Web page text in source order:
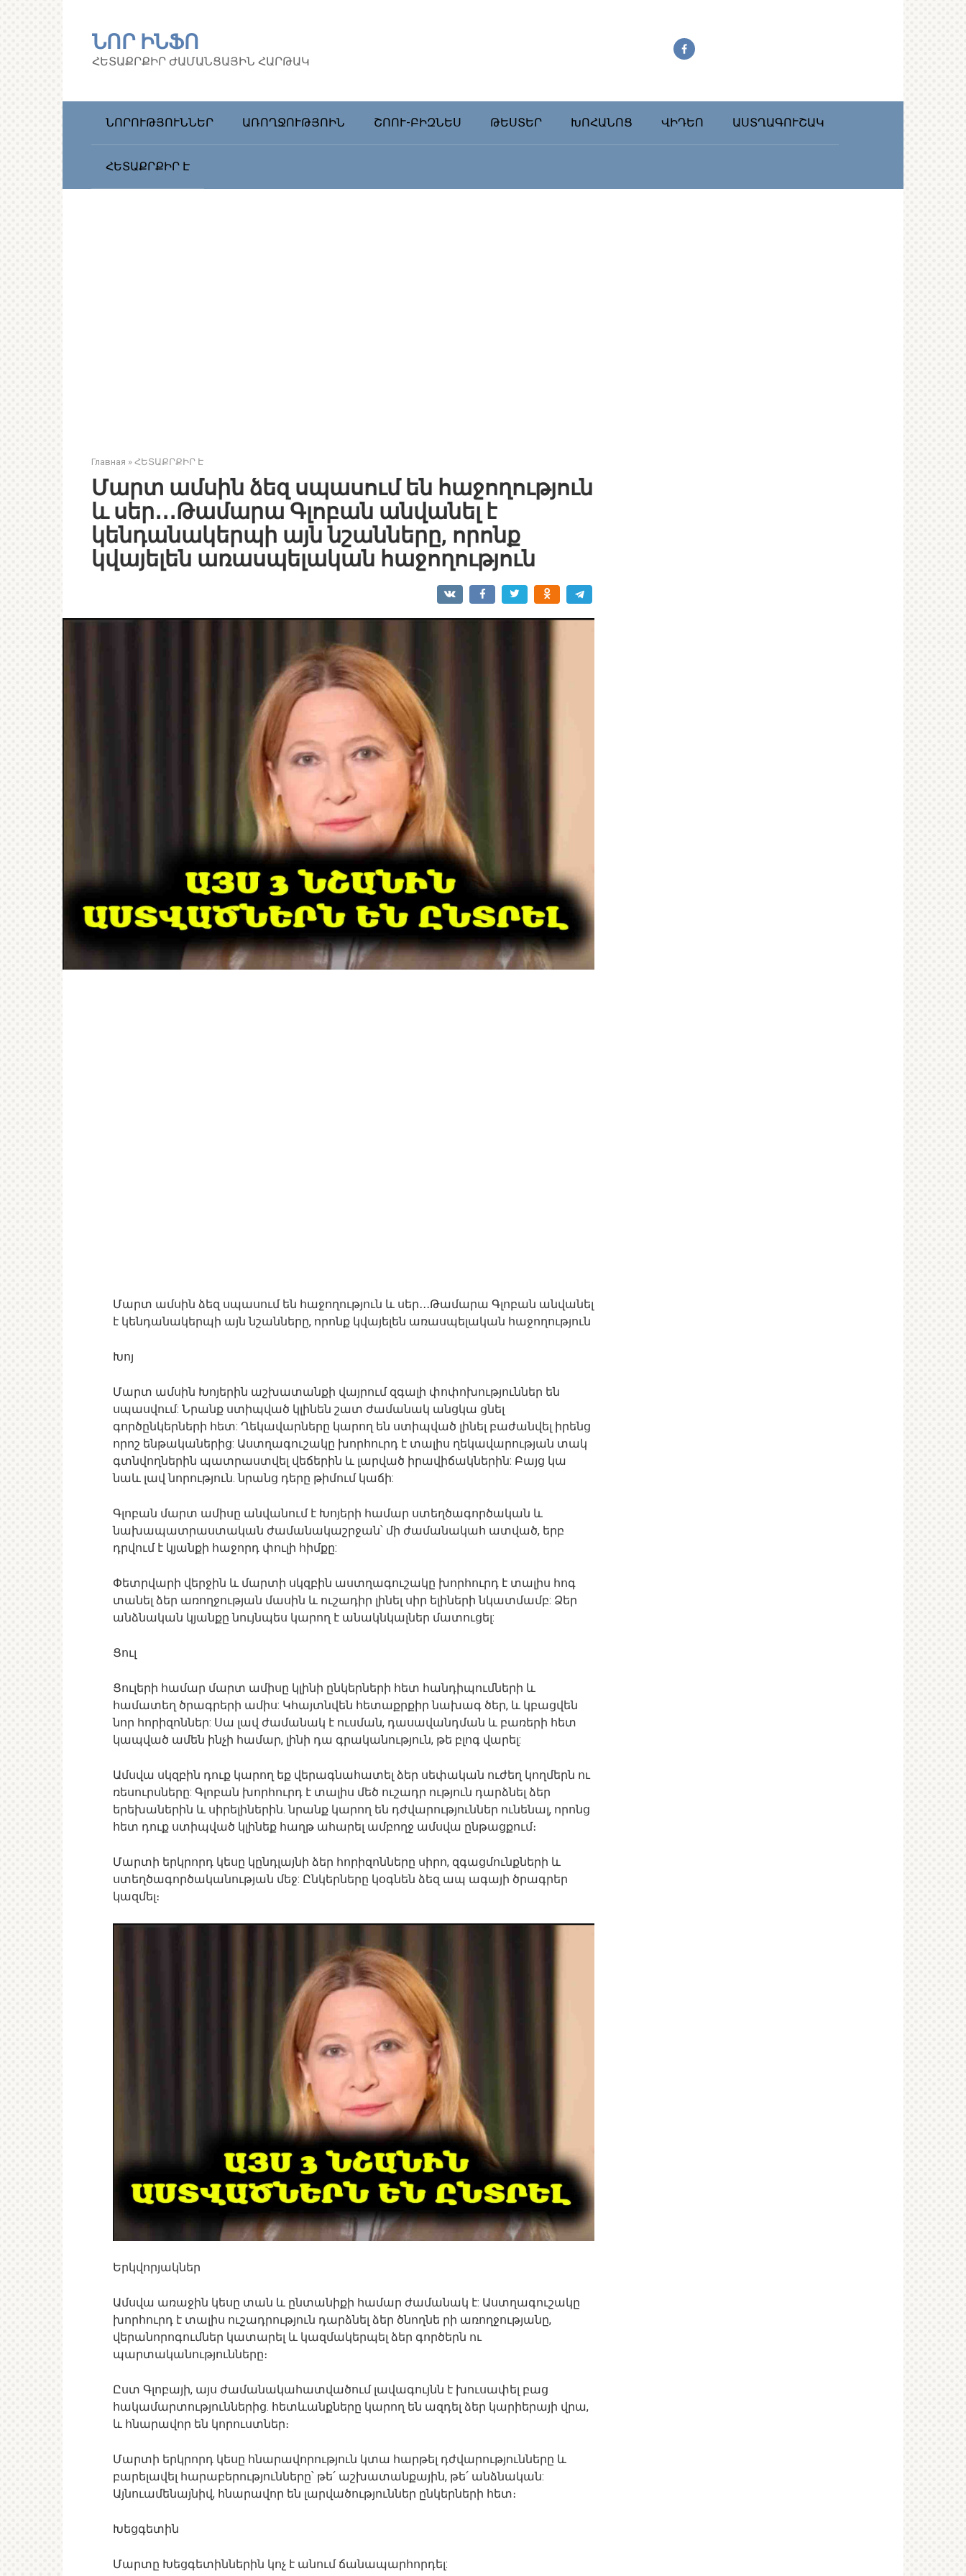
ՆՈՐ ԻՆՖՈ
ՀԵՏԱՔՐՔԻՐ ԺԱՄԱՆՑԱՅԻՆ ՀԱՐԹԱԿ
ՆՈՐՈՒԹՅՈՒՆՆԵՐ ԱՌՈՂՋՈՒԹՅՈԻՆ ՇՈՈՒ-ԲԻԶՆԵՍ ԹԵՍՏԵՐ ԽՈՀԱՆՈՑ ՎԻԴԵՈ ԱՍՏՂԱԳՈՒՇԱԿ
ՀԵՏԱՔՐՔԻՐ Է
Главная » ՀԵՏԱՔՐՔԻՐ Է
Մարտ ամսին ձեզ սպասում են հաջողություն
և սեր․․․Թամարա Գլոբան անվանել է
կենդանակերպի այն նշանները, որոնք
կվայելեն առասպելական հաջողություն
Մարտ ամսին ձեզ սպասում են հաջողություն և սեր․․․Թամարա Գլոբան անվանել
է կենդանակերպի այն նշանները, որոնք կվայելեն առասպելական հաջողություն
Խոյ
Մարտ ամսին Խոյերին աշխատանքի վայրում զգալի փոփոխություններ են
սպասվում: Նրանք ստիպված կլինեն շատ ժամանակ անցկա ցնել
գործընկերների հետ: Ղեկավարները կարող են ստիպված լինել բաժանվել իրենց
որոշ ենթականերից: Աստղագուշակը խորհուրդ է տալիս ղեկավարության տակ
գտնվողներին պատրաստվել վեճերին և լարված իրավիճակներին: Բայց կա
նաև լավ նորություն. նրանց դերը թիմում կաճի:
Գլոբան մարտ ամիսը անվանում է Խոյերի համար ստեղծագործական և
նախապատրաստական ​​​​ժամանակաշրջան՝ մի ժամանակահ ատված, երբ
դրվում է կյանքի հաջորդ փուլի հիմքը:
Փետրվարի վերջին և մարտի սկզբին աստղագուշակը խորհուրդ է տալիս հոգ
տանել ձեր առողջության մասին և ուշադիր լինել սիր ելիների նկատմամբ: Ձեր
անձնական կյանքը նույնպես կարող է անակնկալներ մատուցել:
Ցուլ
Ցուլերի համար մարտ ամիսը կլինի ընկերների հետ հանդիպումների և
համատեղ ծրագրերի ամիս: Կհայտնվեն հետաքրքիր նախագ ծեր, և կբացվեն
նոր հորիզոններ: Սա լավ ժամանակ է ուսման, դասավանդման և բառերի հետ
կապված ամեն ինչի համար, լինի դա գրականություն, թե բլոգ վարել:
Ամսվա սկզբին դուք կարող եք վերագնահատել ձեր սեփական ուժեղ կողմերն ու
ռեսուրսները: Գլոբան խորհուրդ է տալիս մեծ ուշադր ություն դարձնել ձեր
երեխաներին և սիրելիներին. նրանք կարող են դժվարություններ ունենալ, որոնց
հետ դուք ստիպված կլինեք հաղթ ահարել ամբողջ ամսվա ընթացքում։
Մարտի երկրորդ կեսը կընդլայնի ձեր հորիզոնները սիրո, զգացմունքների և
ստեղծագործականության մեջ: Ընկերները կօգնեն ձեզ ապ ագայի ծրագրեր
կազմել։
Երկվորյակներ
Ամսվա առաջին կեսը տան և ընտանիքի համար ժամանակ է: Աստղագուշակը
խորհուրդ է տալիս ուշադրություն դարձնել ձեր ծնողնե րի առողջությանը,
վերանորոգումներ կատարել և կազմակերպել ձեր գործերն ու
պարտականությունները։
Ըստ Գլոբայի, այս ժամանակահատվածում լավագույնն է խուսափել բաց
հակամարտություններից. հետևանքները կարող են ազդել ձեր կարիերայի վրա,
և հնարավոր են կորուստներ։
Մարտի երկրորդ կեսը հնարավորություն կտա հարթել դժվարությունները և
բարելավել հարաբերությունները՝ թե՛ աշխատանքային, թե՛ անձնական:
Այնուամենայնիվ, հնարավոր են լարվածություններ ընկերների հետ։
Խեցգետին
Մարտը Խեցգետիններին կոչ է անում ճանապարհորդել: